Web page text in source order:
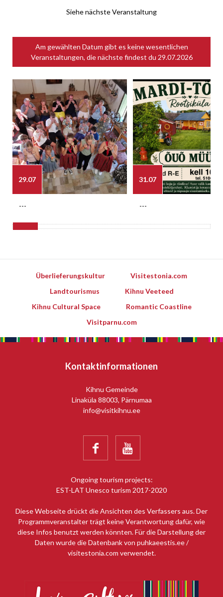
Siehe nächste Veranstaltung
Am gewählten Datum gibt es keine wesentlichen
Veranstaltungen, die nächste findest du 29.07.2026
29.07
---
31.07
---
Überlieferungskultur
Visitestonia.com
Landtourismus
Kihnu Veeteed
Kihnu Cultural Space
Romantic Coastline
Visitparnu.com
Kontaktinformationen
Kihnu Gemeinde
Linaküla 88003, Pärnumaa
info@visitkihnu.ee
 
Ongoing tourism projects:
EST-LAT Unesco turism 2017-2020
Diese Webseite drückt die Ansichten des Verfassers aus. Der
Programmveranstalter trägt keine Verantwortung dafür, wie
diese Infos benutzt werden könnten. Für die Darstellung der
Daten wurde die Datenbank von puhkaeestis.ee /
visitestonia.com verwendet.